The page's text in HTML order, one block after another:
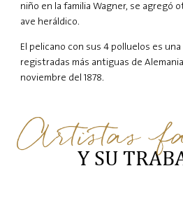
niño en la familia Wagner, se agregó
ave heráldico.
El pelicano con sus 4 polluelos es una
registradas más antiguas de
noviembre del 1878.
Artistas
Y SU